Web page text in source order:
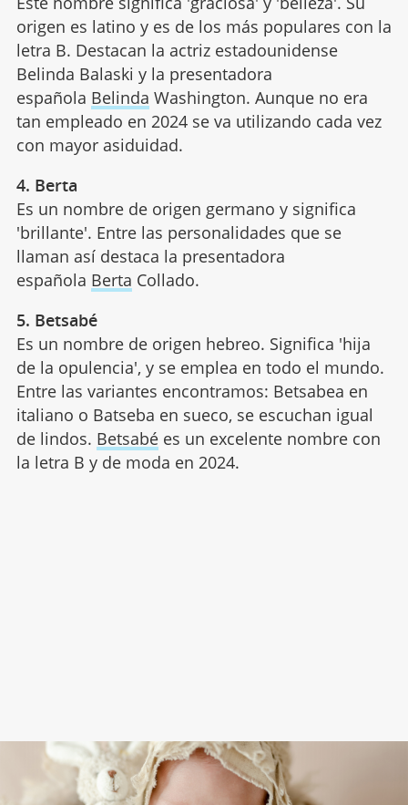
origen es latino y es de los más populares con la
letra B. Destacan la actriz estadounidense
Belinda Balaski y la presentadora
española Belinda Washington. Aunque no era
tan empleado en 2024 se va utilizando cada vez
con mayor asiduidad.
4. Berta
Es un nombre de origen germano y significa
'brillante'. Entre las personalidades que se
llaman así destaca la presentadora
española Berta Collado.
5. Betsabé
Es un nombre de origen hebreo. Significa 'hija
de la opulencia', y se emplea en todo el mundo.
Entre las variantes encontramos: Betsabea en
italiano o Batseba en sueco, se escuchan igual
de lindos. Betsabées un excelente nombre con
la letra B y de moda en 2024.